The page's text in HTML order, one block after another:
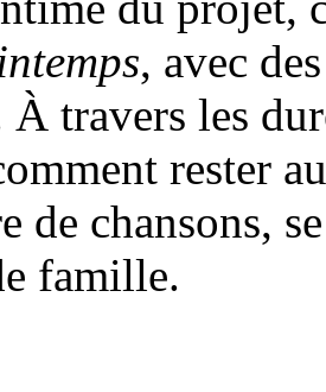
, avec
travers les
rester
de chansons,
famille.